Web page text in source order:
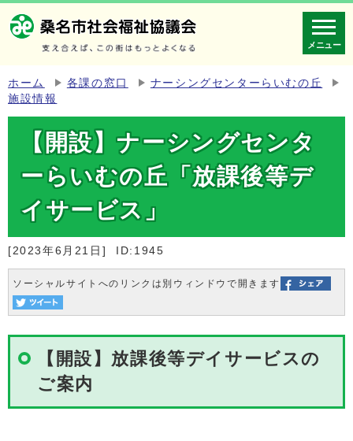
メニュー
ホーム 各課の窓口
ナーシングセンターらいむの丘
施設情報
【開設】ナーシングセンタ
ーらいむの丘「放課後等デ
イサービス」
[2023年6月21日] ID:1945
ソーシャルサイトへのリンクは別ウィンドウで開きます
【開設】放課後等デイサービスの
ご案内